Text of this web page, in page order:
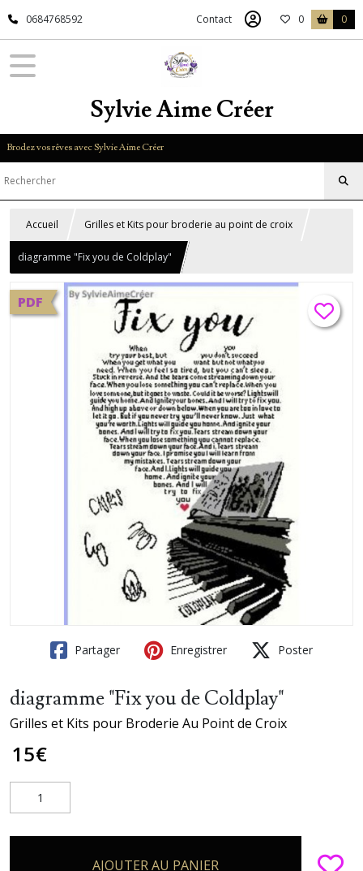
0684768592 Contact 0 0
Sylvie Aime Créer
Brodez vos rêves avec Sylvie Aime Créer
Accueil Grilles et Kits pour broderie au point de croix
diagramme "Fix you de Coldplay"
PDF
Partager Enregistrer Poster
diagramme "Fix you de Coldplay"
Grilles et Kits pour Broderie Au Point de Croix
15€
AJOUTER AU PANIER